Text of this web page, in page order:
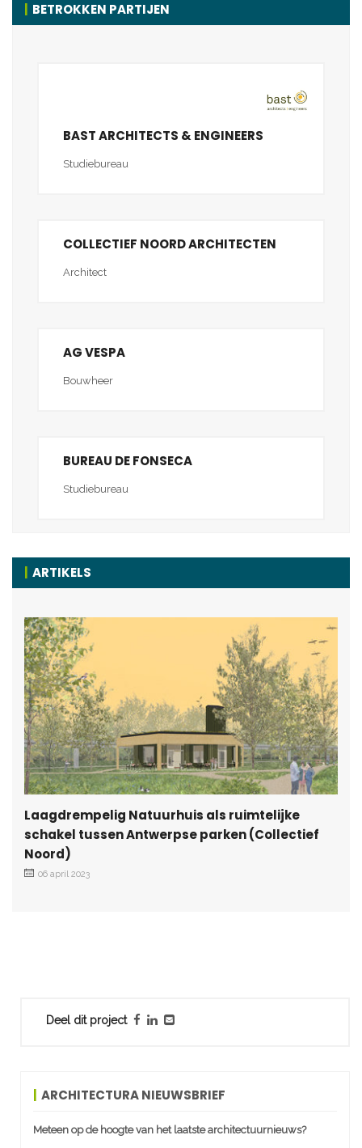
Deel dit project
ARCHITECTURA NIEUWSBRIEF
Meteen op de hoogte van het laatste architectuurnieuws?
BETROKKEN PARTIJEN
BAST ARCHITECTS & ENGINEERS
Studiebureau
COLLECTIEF NOORD ARCHITECTEN
Architect
AG VESPA
Bouwheer
BUREAU DE FONSECA
Studiebureau
ARTIKELS
Laagdrempelig Natuurhuis als ruimtelijke
schakel tussen Antwerpse parken (Collectief
Noord)
06 april 2023